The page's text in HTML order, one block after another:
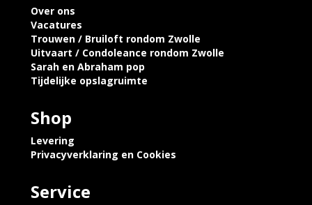
Over ons
Vacatures
Trouwen / Bruiloft rondom Zwolle
Uitvaart / Condoleance rondom Zwolle
Sarah en Abraham pop
Tijdelijke opslagruimte
Shop
Levering
Privacyverklaring en Cookies
Service